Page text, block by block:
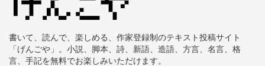
書いて、読んで、楽しめる、作家登録制のテキスト投稿サイト
「げんごや」。小説、脚本、詩、新語、造語、方言、名言、格
言、手記を無料でお楽しみいただけます。